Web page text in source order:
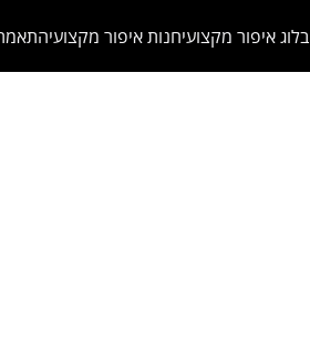
בלוג איפור מקצועיחנות איפור מקצועיהתאמת